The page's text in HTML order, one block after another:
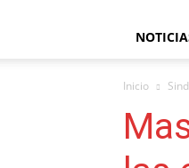
Inicio